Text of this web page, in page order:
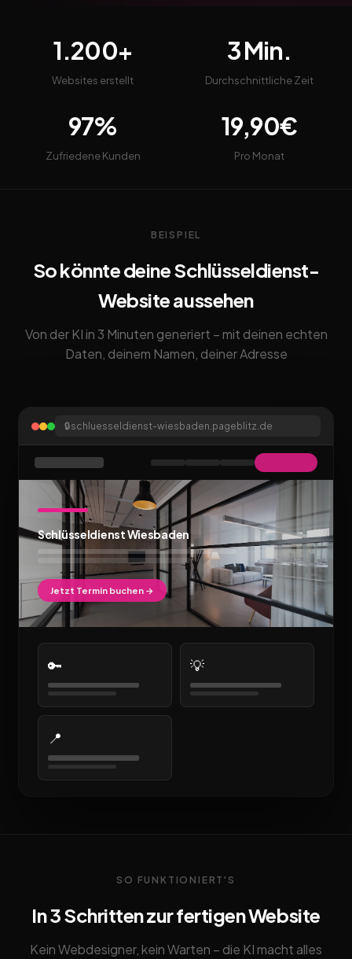
1.200+
Websites erstellt
3 Min.
Durchschnittliche Zeit
97%
Zufriedene Kunden
19,90€
Pro Monat
BEISPIEL
So könnte deine Schlüsseldienst-
Website aussehen
Von der KI in 3 Minuten generiert – mit deinen echten
Daten, deinem Namen, deiner Adresse
🔒schluesseldienst-wiesbaden.pageblitz.de
Schlüsseldienst Wiesbaden
Jetzt Termin buchen →
🔑 💡
📍
SO FUNKTIONIERT'S
In 3 Schritten zur fertigen Website
Kein Webdesigner, kein Warten – die KI macht alles